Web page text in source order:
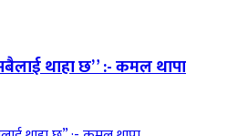
थाहा छ” :- कमल थापा